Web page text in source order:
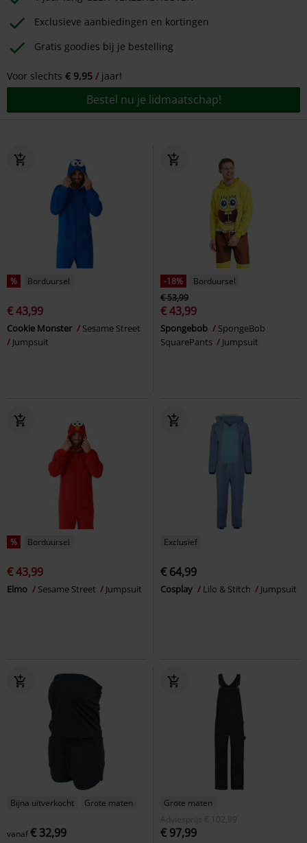
Exclusieve aanbiedingen en kortingen
Gratis goodies bij je bestelling
Voor slechts € 9,95 jaar!
Bestel nu je lidmaatschap!
% Borduursel
€ 43,99
Cookie Monster
Sesame Street
Jumpsuit
-18%
Borduursel
€ 53,99
€ 43,99
Spongebob
SpongeBob
SquarePants
Jumpsuit
% Borduursel
€ 43,99
Elmo Sesame Street Jumpsuit
Exclusief
€ 64,99
Cosplay Lilo & Stitch Jumpsuit
Bijna uitverkocht Grote maten
vanaf€ 32,99
Grote maten
Adviesprijs
€ 102,99
€ 97,99